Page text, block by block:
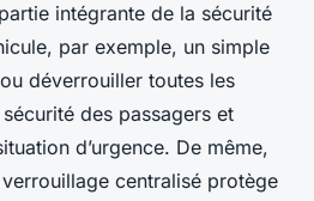
intégrante de la sécurité
par exemple, un simple
déverrouiller toutes les
des passagers et
d’urgence. De même,
centralisé protège